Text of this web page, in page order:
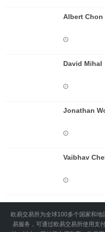
Albert Chon
David Mihal
Jonathan
Vaibhav
欧易交易所为全球100多个国家和
易服务，可通过欧易交易所使用支